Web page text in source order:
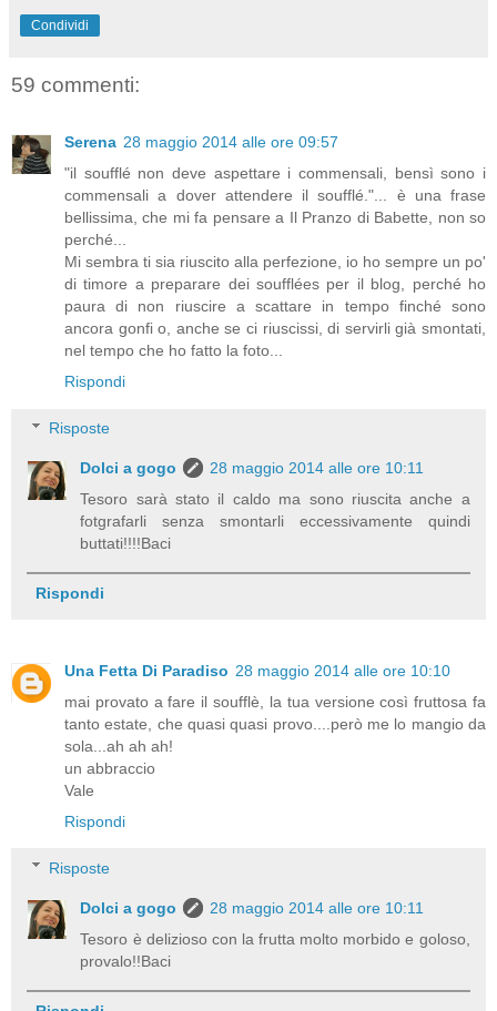
Condividi
59 commenti:
Serena 28 maggio 2014 alle ore 09:57
"il soufflé non deve aspettare i commensali, bensì sono i
commensali a dover attendere il soufflé."... è una frase
bellissima, che mi fa pensare a Il Pranzo di Babette, non so
perché...
Mi sembra ti sia riuscito alla perfezione, io ho sempre un po'
di timore a preparare dei soufflées per il blog, perché ho
paura di non riuscire a scattare in tempo finché sono
ancora gonfi o, anche se ci riuscissi, di servirli già smontati,
nel tempo che ho fatto la foto...
Rispondi
Risposte
Dolci a gogo
28 maggio 2014 alle ore 10:11
Tesoro sarà stato il caldo ma sono riuscita anche a
fotgrafarli senza smontarli eccessivamente quindi
buttati!!!!Baci
Rispondi
Una Fetta Di Paradiso 28 maggio 2014 alle ore 10:10
mai provato a fare il soufflè, la tua versione così fruttosa fa
tanto estate, che quasi quasi provo....però me lo mangio da
sola...ah ah ah!
un abbraccio
Vale
Rispondi
Risposte
Dolci a gogo
28 maggio 2014 alle ore 10:11
Tesoro è delizioso con la frutta molto morbido e goloso,
provalo!!Baci